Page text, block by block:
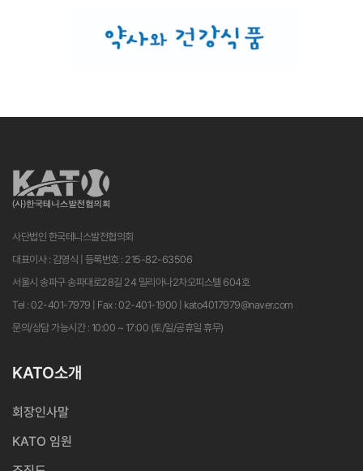
사단법인 한국테니스발전협의회
대표이사 : 김영식 | 등록번호 : 215-82-63506
서울시 송파구 송파대로28길 24 밀리아나2차오피스텔 604호
Tel : 02-401-7979 | Fax : 02-401-1900 | kato4017979@naver.com
문의/상담 가능시간 : 10:00 ~ 17:00 (토/일/공휴일 휴무)
KATO소개
회장인사말
KATO 임원